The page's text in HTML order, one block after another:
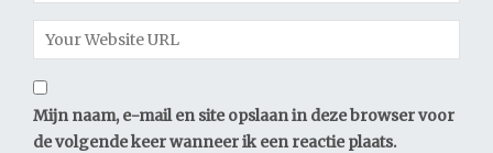
Mijn naam, e-mail en site opslaan in deze browser voor
de volgende keer wanneer ik een reactie plaats.